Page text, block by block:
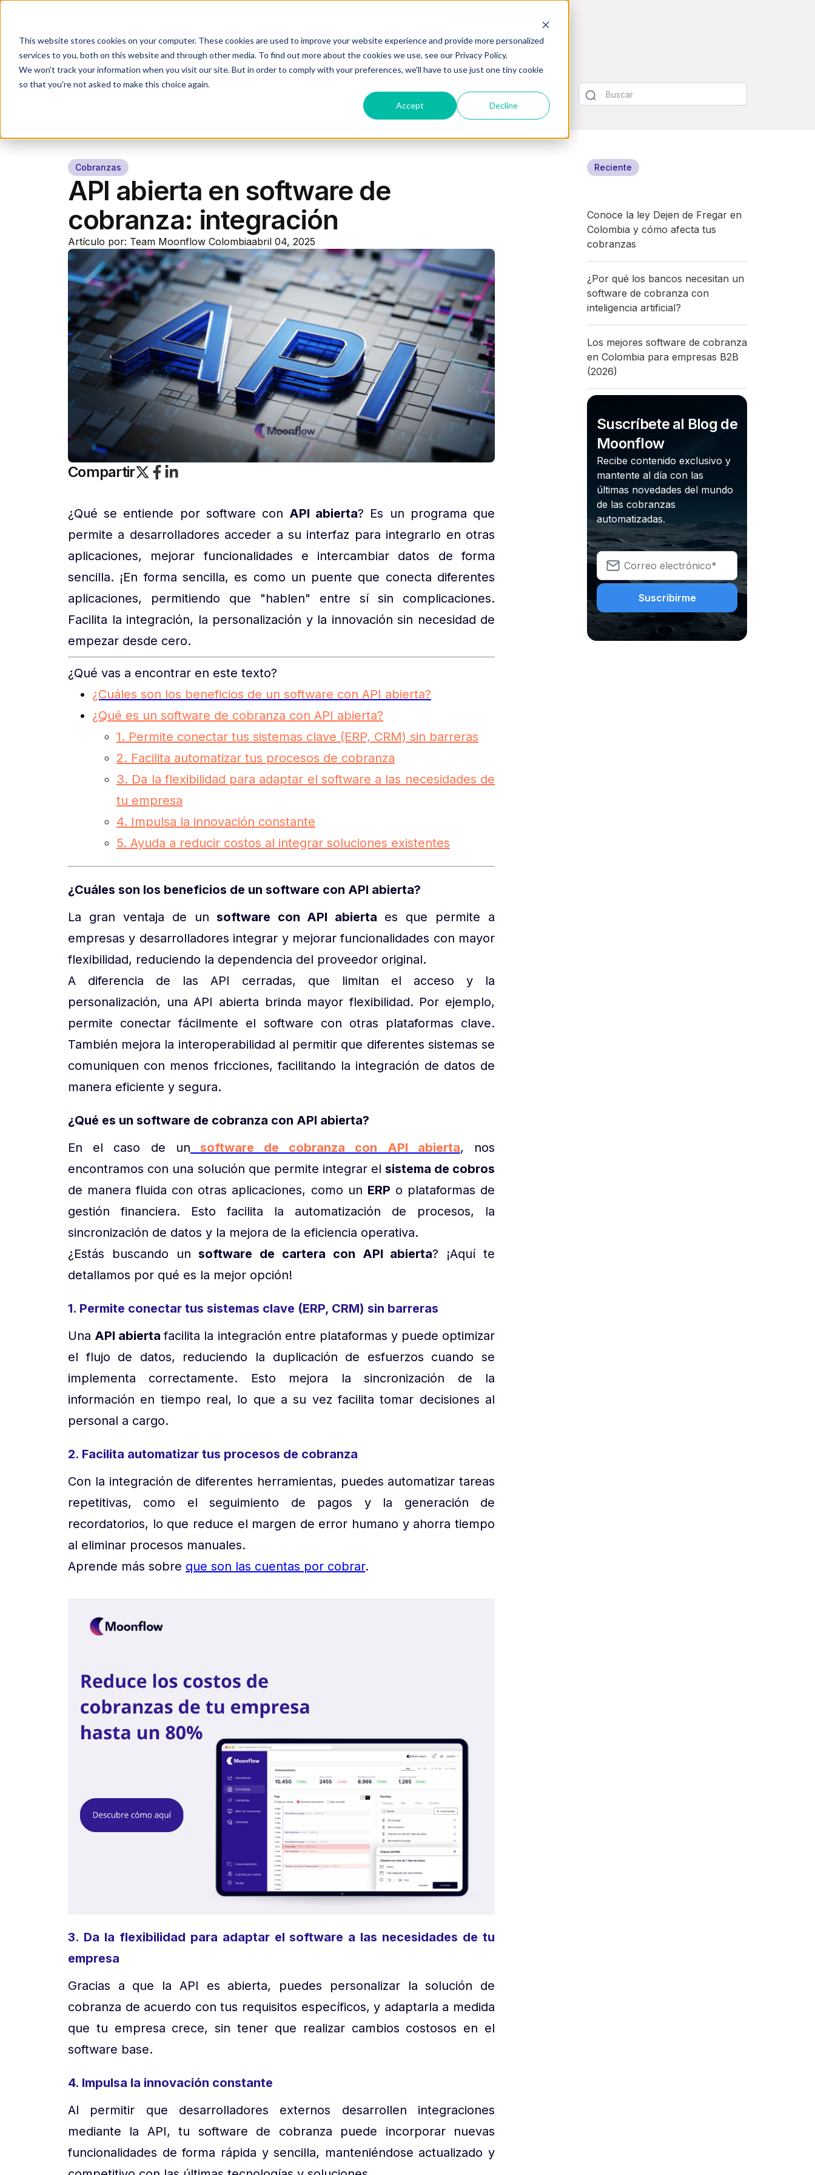
This website stores cookies on your computer. These cookies are used to improve your website experience and provide more personalized
services to you, both on this website and through other media. To find out more about the cookies we use, see our Privacy Policy.
We won't track your information when you visit our site. But in order to comply with your preferences, we'll have to use just one tiny cookie
so that you're not asked to make this choice again.
Accept Decline
Blog de Cobranzas y gestión financiera en colombia
Cobranzas
API abierta en software de
cobranza: integración
Artículo por: Team Moonflow Colombiaabril 04, 2025
Compartir
¿Qué se entiende por software con API abierta? Es un programa que
permite a desarrolladores acceder a su interfaz para integrarlo en otras
aplicaciones, mejorar funcionalidades e intercambiar datos de forma
sencilla. ¡En forma sencilla, es como un puente que conecta diferentes
aplicaciones, permitiendo que "hablen" entre sí sin complicaciones.
Facilita la integración, la personalización y la innovación sin necesidad de
empezar desde cero.
¿Qué vas a encontrar en este texto?
¿Cuáles son los beneficios de un software con API abierta?
¿Qué es un software de cobranza con API abierta?
1. Permite conectar tus sistemas clave (ERP, CRM) sin barreras
2. Facilita automatizar tus procesos de cobranza
3. Da la flexibilidad para adaptar el software a las necesidades de
tu empresa
4. Impulsa la innovación constante
5. Ayuda a reducir costos al integrar soluciones existentes
¿Cuáles son los beneficios de un software con API abierta?
La gran ventaja de un software con API abierta es que permite a
empresas y desarrolladores integrar y mejorar funcionalidades con mayor
flexibilidad, reduciendo la dependencia del proveedor original.
A diferencia de las API cerradas, que limitan el acceso y la
personalización, una API abierta brinda mayor flexibilidad. Por ejemplo,
permite conectar fácilmente el software con otras plataformas clave.
También mejora la interoperabilidad al permitir que diferentes sistemas se
comuniquen con menos fricciones, facilitando la integración de datos de
manera eficiente y segura.
¿Qué es un software de cobranza con API abierta?
En el caso de un software de cobranza con API abierta, nos
encontramos con una solución que permite integrar el sistema de cobros
de manera fluida con otras aplicaciones, como un ERP o plataformas de
gestión financiera. Esto facilita la automatización de procesos, la
sincronización de datos y la mejora de la eficiencia operativa.
¿Estás buscando un software de cartera con API abierta? ¡Aquí te
detallamos por qué es la mejor opción!
1. Permite conectar tus sistemas clave (ERP, CRM) sin barreras
Una API abiertafacilita la integración entre plataformas y puede optimizar
el flujo de datos, reduciendo la duplicación de esfuerzos cuando se
implementa correctamente. Esto mejora la sincronización de la
información en tiempo real, lo que a su vez facilita tomar decisiones al
personal a cargo.
2. Facilita automatizar tus procesos de cobranza
Con la integración de diferentes herramientas, puedes automatizar tareas
repetitivas, como el seguimiento de pagos y la generación de
recordatorios, lo que reduce el margen de error humano y ahorra tiempo
al eliminar procesos manuales.
Aprende más sobre que son las cuentas por cobrar.
3. Da la flexibilidad para adaptar el software a las necesidades de tu
empresa
Gracias a que la API es abierta, puedes personalizar la solución de
cobranza de acuerdo con tus requisitos específicos, y adaptarla a medida
que tu empresa crece, sin tener que realizar cambios costosos en el
software base.
4. Impulsa la innovación constante
Al permitir que desarrolladores externos desarrollen integraciones
mediante la API, tu software de cobranza puede incorporar nuevas
funcionalidades de forma rápida y sencilla, manteniéndose actualizado y
Reciente
Conoce la ley Dejen de Fregar en
Colombia y cómo afecta tus
cobranzas
¿Por qué los bancos necesitan un
software de cobranza con
inteligencia artificial?
Los mejores software de cobranza
en Colombia para empresas B2B
(2026)
Suscríbete al Blog de
Moonflow
Recibe contenido exclusivo y
mantente al día con las
últimas novedades del mundo
de las cobranzas
automatizadas.